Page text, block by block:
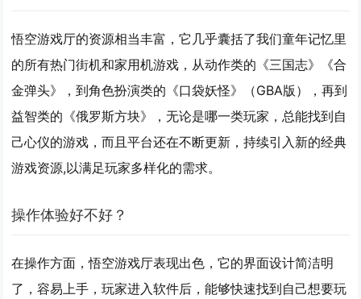
悟空游戏厅的资源相当丰富，它几乎囊括了我们童年记忆里
的所有热门街机和家用机游戏，从动作类的《三国志》《合
金弹头》，到角色扮演类的《口袋妖怪》（GBA版），再到
益智类的《俄罗斯方块》，无论是哪一类玩家，总能找到自
己心仪的游戏，而且平台还在不断更新，持续引入新的经典
游戏资源,以满足玩家多样化的需求。
操作体验好不好？
在操作方面，悟空游戏厅表现出色，它的界面设计简洁明
了，容易上手，玩家进入软件后，能够快速找到自己想要玩